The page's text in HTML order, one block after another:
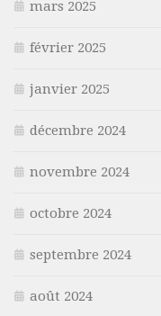
mars 2025
février 2025
janvier 2025
décembre 2024
novembre 2024
octobre 2024
septembre 2024
août 2024